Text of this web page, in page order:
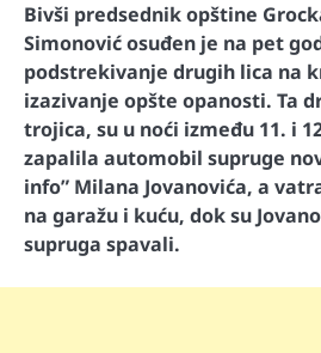
Bivši predsednik opštine
Simonović osuđen je na pet
podstrekivanje drugih lica na
izazivanje opšte opanosti. Ta
trojica, su u noći između 11. i
zapalila automobil supruge
info” Milana Jovanovića, a
na garažu i kuću, dok su
supruga spavali.